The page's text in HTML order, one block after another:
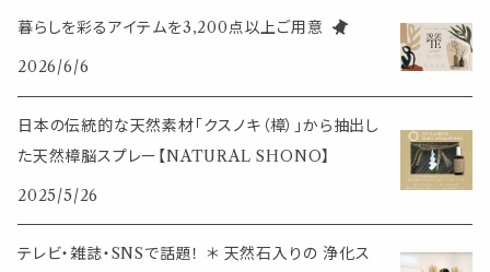
ミニサイズ
大きめサイズ
筆記用具
スマホアイテム
生活アイテム
ブレスレット
その他
暮らしを彩るアイテムを3,200点以上ご用意
2026/6/6
日本の伝統的な天然素材「クスノキ（樟）」から抽出し
た天然樟脳スプレー【NATURAL SHONO】
2025/5/26
テレビ・雑誌・SNSで話題！ ＊ 天然石入りの 浄化ス